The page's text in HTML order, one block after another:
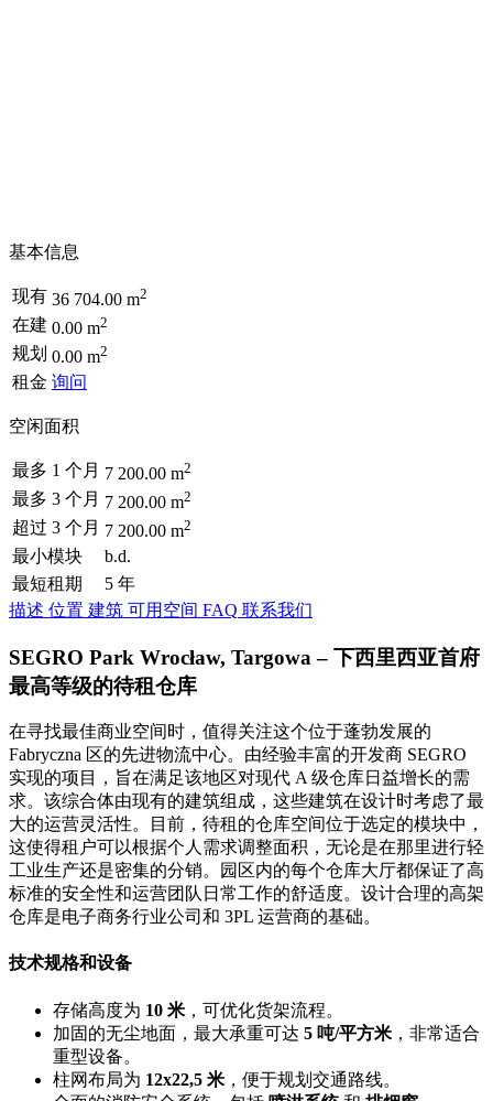
基本信息
现有 36 704.00 m2
在建 0.00 m2
规划 0.00 m2
租金 询问
空闲面积
最多 1 个月 7 200.00 m2
最多 3 个月 7 200.00 m2
超过 3 个月 7 200.00 m2
最小模块
b.d.
最短租期
5 年
描述 位置 建筑 可用空间 FAQ 联系我们
SEGRO Park Wrocław, Targowa – 下西里西亚首府
最高等级的待租仓库
在寻找最佳商业空间时，值得关注这个位于蓬勃发展的
Fabryczna 区的先进物流中心。由经验丰富的开发商 SEGRO
实现的项目，旨在满足该地区对现代 A 级仓库日益增长的需
求。该综合体由现有的建筑组成，这些建筑在设计时考虑了最
大的运营灵活性。目前，待租的仓库空间位于选定的模块中，
这使得租户可以根据个人需求调整面积，无论是在那里进行轻
工业生产还是密集的分销。园区内的每个仓库大厅都保证了高
标准的安全性和运营团队日常工作的舒适度。设计合理的高架
仓库是电子商务行业公司和 3PL 运营商的基础。
技术规格和设备
存储高度为 10 米 ，可优化货架流程。
加固的无尘地面，最大承重可达 5 吨/平方米 ，非常适合
重型设备。
柱网布局为 12x22,5 米 ，便于规划交通路线。